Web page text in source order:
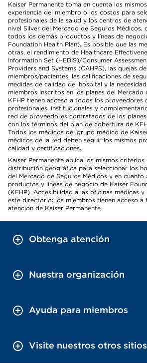
Kaiser Permanente toma en cuenta los
experiencia del miembro o los costos para
profesionales de la salud y los centros de
nivel Silver del Mercado de Seguros Médicos,
todos los demás productos y líneas de
Foundation Health Plan). Es posible que las
otras, el rendimiento de Healthcare
Information Set (HEDIS)/Consumer
Providers and Systems (CAHPS), las quejas
miembros/pacientes, las calificaciones de
medidas de calidad del hospital y la
miembros inscritos en los planes del Mercado
KFHP tienen acceso a todos los proveedores
profesionales, institucionales y
red de proveedores contratados de los
con los términos del plan de cobertura de
Todos los médicos del grupo médico de
médicos de la red deben seguir los mismos
calidad y certificaciones.
Kaiser Permanente aplica los mismos criterios
distribución geográfica para seleccionar los
del Mercado de Seguros Médicos y en cuanto
productos y líneas de negocio de Kaiser
(KFHP). Accesibilidad a las oficinas médicas
este directorio: los miembros tienen acceso
atención de Kaiser Permanente.
Obtenga atención
Nuestra organización
Ayuda para miembros
Visite nuestros otros sitios